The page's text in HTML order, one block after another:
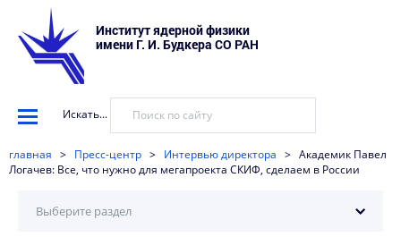
Институт ядерной физики
имени Г. И. Будкера СО РАН
Искать...
главная > Пресс-центр > Интервью директора > Академик Павел
Логачев: Все, что нужно для мегапроекта СКИФ, сделаем в России
Выберите раздел